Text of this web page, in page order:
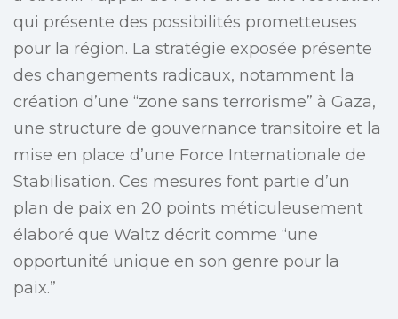
qui présente des possibilités prometteuses
pour la région. La stratégie exposée présente
des changements radicaux, notamment la
création d’une “zone sans terrorisme” à Gaza,
une structure de gouvernance transitoire et la
mise en place d’une Force Internationale de
Stabilisation. Ces mesures font partie d’un
plan de paix en 20 points méticuleusement
élaboré que Waltz décrit comme “une
opportunité unique en son genre pour la
paix.”